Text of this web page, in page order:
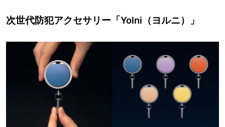
次世代防犯アクセサリー「Yolni（ヨルニ）」